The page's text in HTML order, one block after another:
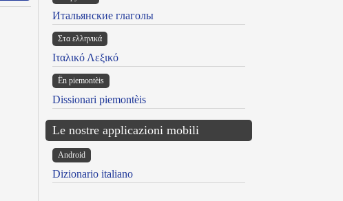
Итальянские глаголы
Στα ελληνικά
Ιταλικό Λεξικό
Ën piemontèis
Dissionari piemontèis
Le nostre applicazioni mobili
Android
Dizionario italiano